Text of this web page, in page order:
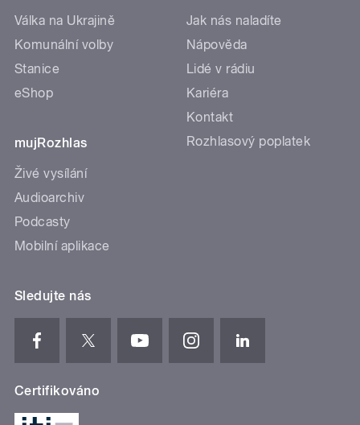
Válka na Ukrajině
Komunální volby
Stanice
eShop
mujRozhlas
Živé vysílání
Audioarchiv
Podcasty
Mobilní aplikace
Jak nás naladíte
Nápověda
Lidé v rádiu
Kariéra
Kontakt
Rozhlasový poplatek
Sledujte nás
Certifikováno